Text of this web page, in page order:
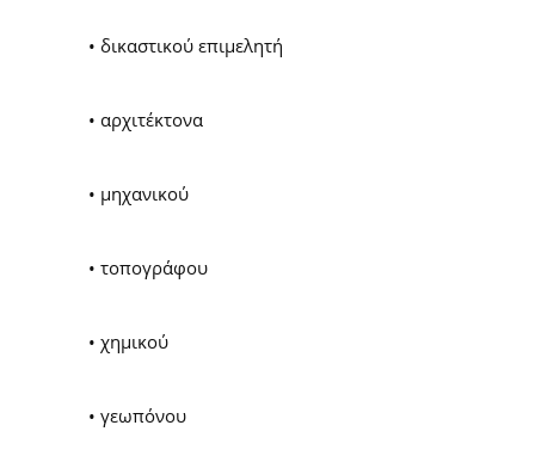
• δικαστικού επιμελητή
• αρχιτέκτονα
• μηχανικού
• τοπογράφου
• χημικού
• γεωπόνου